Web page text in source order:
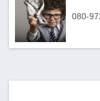
080-